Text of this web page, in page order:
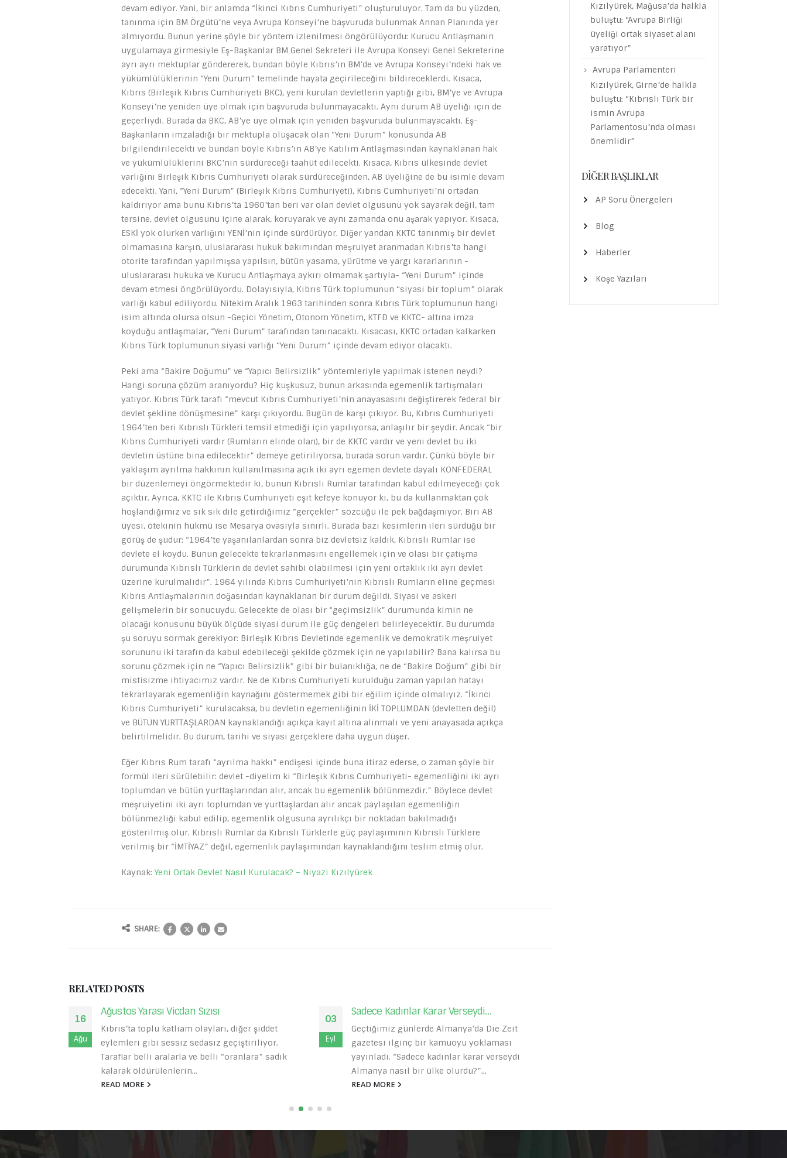
devam ediyor. Yani, bir anlamda “İkinci Kıbrıs Cumhuriyeti” oluşturuluyor. Tam da bu yüzden,
tanınma için BM Örgütü’ne veya Avrupa Konseyi’ne başvuruda bulunmak Annan Planında yer
almıyordu. Bunun yerine şöyle bir yöntem izlenilmesi öngörülüyordu: Kurucu Antlaşmanın
uygulamaya girmesiyle Eş-Başkanlar BM Genel Sekreteri ile Avrupa Konseyi Genel Sekreterine
ayrı ayrı mektuplar göndererek, bundan böyle Kıbrıs’ın BM’de ve Avrupa Konseyi’ndeki hak ve
yükümlülüklerinin “Yeni Durum” temelinde hayata geçirileceğini bildireceklerdi. Kısaca,
Kıbrıs (Birleşik Kıbrıs Cumhuriyeti BKC), yeni kurulan devletlerin yaptığı gibi, BM’ye ve Avrupa
Konseyi’ne yeniden üye olmak için başvuruda bulunmayacaktı. Aynı durum AB üyeliği için de
geçerliydi. Burada da BKC, AB’ye üye olmak için yeniden başvuruda bulunmayacaktı. Eş-
Başkanların imzaladığı bir mektupla oluşacak olan “Yeni Durum” konusunda AB
bilgilendirilecekti ve bundan böyle Kıbrıs’ın AB’ye Katılım Antlaşmasından kaynaklanan hak
ve yükümlülüklerini BKC’nin sürdüreceği taahüt edilecekti. Kısaca, Kıbrıs ülkesinde devlet
varlığını Birleşik Kıbrıs Cumhuriyeti olarak sürdüreceğinden, AB üyeliğine de bu isimle devam
edecekti. Yani, “Yeni Durum” (Birleşik Kıbrıs Cumhuriyeti), Kıbrıs Cumhuriyeti’ni ortadan
kaldırıyor ama bunu Kıbrıs’ta 1960’tan beri var olan devlet olgusunu yok sayarak değil, tam
tersine, devlet olgusunu içine alarak, koruyarak ve aynı zamanda onu aşarak yapıyor. Kısaca,
ESKİ yok olurken varlığını YENİ’nin içinde sürdürüyor. Diğer yandan KKTC tanınmış bir devlet
olmamasına karşın, uluslararası hukuk bakımından meşruiyet aranmadan Kıbrıs’ta hangi
otorite tarafından yapılmışsa yapılsın, bütün yasama, yürütme ve yargı kararlarının -
uluslararası hukuka ve Kurucu Antlaşmaya aykırı olmamak şartıyla- “Yeni Durum” içinde
devam etmesi öngörülüyordu. Dolayısıyla, Kıbrıs Türk toplumunun “siyasi bir toplum” olarak
varlığı kabul ediliyordu. Nitekim Aralık 1963 tarihinden sonra Kıbrıs Türk toplumunun hangi
isim altında olursa olsun -Geçici Yönetim, Otonom Yönetim, KTFD ve KKTC- altına imza
koyduğu antlaşmalar, “Yeni Durum” tarafından tanınacaktı. Kısacası, KKTC ortadan kalkarken
Kıbrıs Türk toplumunun siyasi varlığı “Yeni Durum” içinde devam ediyor olacaktı.
Peki ama “Bakire Doğumu” ve “Yapıcı Belirsizlik” yöntemleriyle yapılmak istenen neydi?
Hangi soruna çözüm aranıyordu? Hiç kuşkusuz, bunun arkasında egemenlik tartışmaları
yatıyor. Kıbrıs Türk tarafı “mevcut Kıbrıs Cumhuriyeti’nin anayasasını değiştirerek federal bir
devlet şekline dönüşmesine” karşı çıkıyordu. Bugün de karşı çıkıyor. Bu, Kıbrıs Cumhuriyeti
1964’ten beri Kıbrıslı Türkleri temsil etmediği için yapılıyorsa, anlaşılır bir şeydir. Ancak “bir
Kıbrıs Cumhuriyeti vardır (Rumların elinde olan), bir de KKTC vardır ve yeni devlet bu iki
devletin üstüne bina edilecektir” demeye getiriliyorsa, burada sorun vardır. Çünkü böyle bir
yaklaşım ayrılma hakkının kullanılmasına açık iki ayrı egemen devlete dayalı KONFEDERAL
bir düzenlemeyi öngörmektedir ki, bunun Kıbrıslı Rumlar tarafından kabul edilmeyeceği çok
açıktır. Ayrıca, KKTC ile Kıbrıs Cumhuriyeti eşit kefeye konuyor ki, bu da kullanmaktan çok
hoşlandığımız ve sık sık dile getirdiğimiz “gerçekler” sözcüğü ile pek bağdaşmıyor. Biri AB
üyesi, ötekinin hükmü ise Mesarya ovasıyla sınırlı. Burada bazı kesimlerin ileri sürdüğü bir
görüş de şudur: “1964’te yaşanılanlardan sonra biz devletsiz kaldık, Kıbrıslı Rumlar ise
devlete el koydu. Bunun gelecekte tekrarlanmasını engellemek için ve olası bir çatışma
durumunda Kıbrıslı Türklerin de devlet sahibi olabilmesi için yeni ortaklık iki ayrı devlet
üzerine kurulmalıdır”. 1964 yılında Kıbrıs Cumhuriyeti’nin Kıbrıslı Rumların eline geçmesi
Kıbrıs Antlaşmalarının doğasından kaynaklanan bir durum değildi. Siyasi ve askeri
gelişmelerin bir sonucuydu. Gelecekte de olası bir “geçimsizlik” durumunda kimin ne
olacağı konusunu büyük ölçüde siyasi durum ile güç dengeleri belirleyecektir. Bu durumda
şu soruyu sormak gerekiyor: Birleşik Kıbrıs Devletinde egemenlik ve demokratik meşruiyet
sorununu iki tarafın da kabul edebileceği şekilde çözmek için ne yapılabilir? Bana kalırsa bu
sorunu çözmek için ne “Yapıcı Belirsizlik” gibi bir bulanıklığa, ne de “Bakire Doğum” gibi bir
mistisizme ihtiyacımız vardır. Ne de Kıbrıs Cumhuriyeti kurulduğu zaman yapılan hatayı
tekrarlayarak egemenliğin kaynağını göstermemek gibi bir eğilim içinde olmalıyız. “İkinci
Kıbrıs Cumhuriyeti” kurulacaksa, bu devletin egemenliğinin İKİ TOPLUMDAN (devletten değil)
ve BÜTÜN YURTTAŞLARDAN kaynaklandığı açıkça kayıt altına alınmalı ve yeni anayasada açıkça
belirtilmelidir. Bu durum, tarihi ve siyasi gerçeklere daha uygun düşer.
Eğer Kıbrıs Rum tarafı “ayrılma hakkı” endişesi içinde buna itiraz ederse, o zaman şöyle bir
formül ileri sürülebilir: devlet -diyelim ki “Birleşik Kıbrıs Cumhuriyeti- egemenliğini iki ayrı
toplumdan ve bütün yurttaşlarından alır, ancak bu egemenlik bölünmezdir.” Böylece devlet
meşruiyetini iki ayrı toplumdan ve yurttaşlardan alır ancak paylaşılan egemenliğin
bölünmezliği kabul edilip, egemenlik olgusuna ayrılıkçı bir noktadan bakılmadığı
gösterilmiş olur. Kıbrıslı Rumlar da Kıbrıslı Türklerle güç paylaşımının Kıbrıslı Türklere
verilmiş bir “İMTİYAZ” değil, egemenlik paylaşımından kaynaklandığını teslim etmiş olur.
Kaynak: Yeni Ortak Devlet Nasıl Kurulacak? – Niyazi Kızılyürek
SHARE:
RELATEDPOSTS
03
Eyl
Sadece Kadınlar Karar Verseydi…
Geçtiğimiz günlerde Almanya’da Die Zeit
gazetesi ilginç bir kamuoyu yoklaması
yayınladı. “Sadece kadınlar karar verseydi
Almanya nasıl bir ülke olurdu?”...
READ MORE
20
Eki
Bu Ekim Biraz Daha Sonbahar
Kaç yıl oldu hatırlamıyorum. Her Ekim ayında
Louis’in sesi bir grup insanın telefonlarında
çınlar: “İsim Günümü kutlamak için Zigi’de
yerimizi...
READ MORE
Kızılyürek, Mağusa’da halkla
buluştu: “Avrupa Birliği
üyeliği ortak siyaset alanı
yaratıyor”
Avrupa Parlamenteri
Kızılyürek, Girne’de halkla
buluştu: “Kıbrıslı Türk bir
ismin Avrupa
Parlamentosu’nda olması
önemlidir”
DIĞER BAŞLIKLAR
AP Soru Önergeleri
Blog
Haberler
Köşe Yazıları